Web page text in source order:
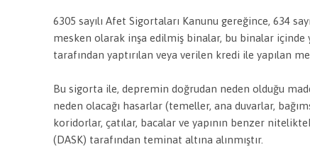
6305 sayılı Afet Sigortaları Kanunu gereğince, 634
mesken olarak inşa edilmiş binalar, bu binalar
tarafından yaptırılan veya verilen kredi ile yapılan
Bu sigorta ile, depremin doğrudan neden olduğu
neden olacağı hasarlar (temeller, ana duvarlar,
koridorlar, çatılar, bacalar ve yapının benzer
(DASK) tarafından teminat altına alınmıştır.